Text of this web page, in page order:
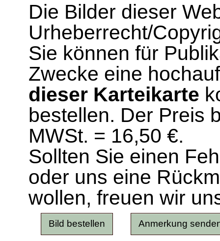
Die Bilder dieser
Urheberrecht/
Sie können für
Zwecke eine
dieser Karteikarte
bestellen. Der Preis
MWSt. = 16,50 €.
Sollten Sie einen
oder uns eine
wollen, freuen wir